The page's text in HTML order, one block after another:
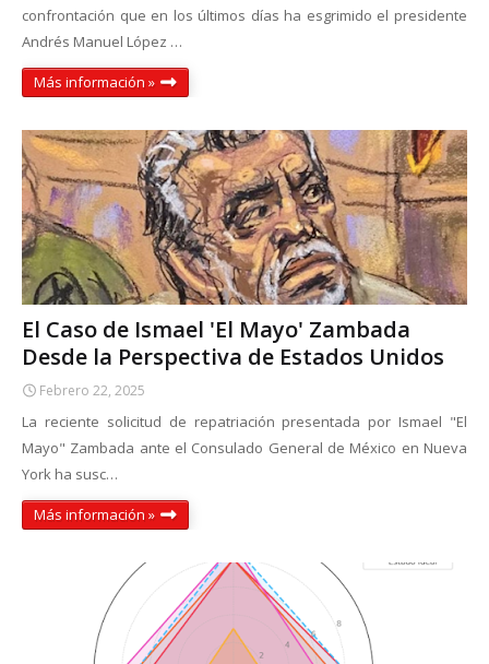
confrontación que en los últimos días ha esgrimido el presidente
Andrés Manuel López …
Más información »
El Caso de Ismael 'El Mayo' Zambada
Desde la Perspectiva de Estados Unidos
Febrero 22, 2025
La reciente solicitud de repatriación presentada por Ismael "El
Mayo" Zambada ante el Consulado General de México en Nueva
York ha susc…
Más información »